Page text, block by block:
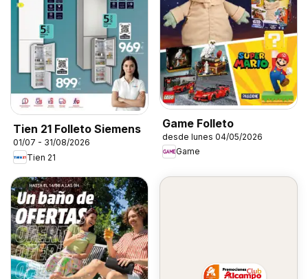
Tien 21 Folleto Siemens
01/07 - 31/08/2026
Tien 21
Game Folleto
desde lunes 04/05/2026
Game